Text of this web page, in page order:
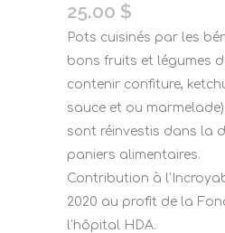
25.00 $
Pots cuisinés par les
bons fruits et légumes
contenir confiture,
sauce et ou
sont réinvestis dans la
paniers alimentaires.
Contribution à
2020 au profit de la
l’hôpital HDA.